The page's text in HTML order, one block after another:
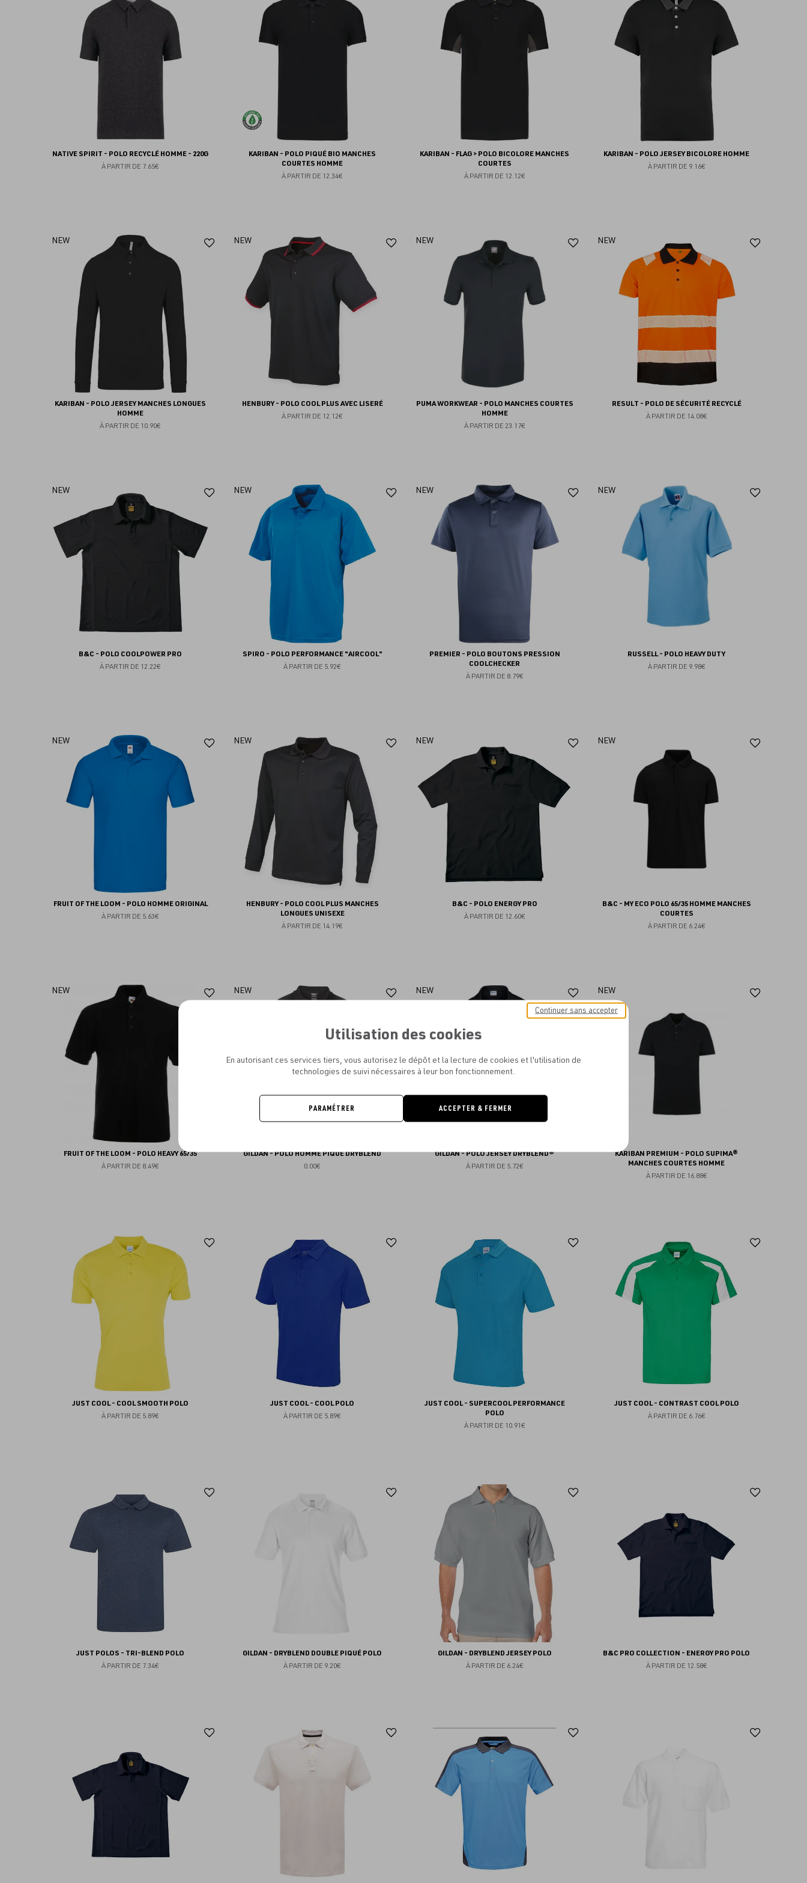
NATIVE SPIRIT - POLO RECYCLÉ HOMME - 220G
À PARTIR DE 7.65€
KARIBAN - POLO PIQUÉ BIO MANCHES
COURTES HOMME
À PARTIR DE 12.34€
KARIBAN - FLAG > POLO BICOLORE MANCHES
COURTES
À PARTIR DE 12.12€
favoris
KARIBAN - POLO JERSEY BICOLORE HOMME
À PARTIR DE 9.16€
NEW
KARIBAN - POLO JERSEY MANCHES LONGUES
HOMME
À PARTIR DE 10.90€
Ajouter
favoris
NEW
HENBURY - POLO COOL PLUS AVEC LISERÉ
À PARTIR DE 12.12€
Ajouter
NEW
PUMA WORKWEAR - POLO MANCHES COURTES
HOMME
À PARTIR DE 23.17€
Ajouter
favoris
NEW
RESULT - POLO DE SÉCURITÉ RECYCLÉ
À PARTIR DE 14.08€
NEW
B&C - POLO COOLPOWER PRO
À PARTIR DE 12.22€
Ajouter
favoris
NEW
SPIRO - POLO PERFORMANCE "AIRCOOL"
À PARTIR DE 5.92€
Ajouter
favoris
NEW
PREMIER - POLO BOUTONS PRESSION
COOLCHECKER
À PARTIR DE 8.79€
Ajouter
NEW
RUSSELL - POLO HEAVY DUTY
À PARTIR DE 9.98€
NEW
FRUIT OF THE LOOM - POLO HOMME ORIGINAL
À PARTIR DE 5.63€
Ajouter
favoris
NEW
HENBURY - POLO COOL PLUS MANCHES
LONGUES UNISEXE
À PARTIR DE 14.19€
Ajouter
favoris
NEW
B&C - POLO ENERGY PRO
À PARTIR DE 12.60€
Ajouter
NEW
B&C - MY ECO POLO 65/35 HOMME MANCHES
COURTES
À PARTIR DE 6.24€
NEW
FRUIT OF THE LOOM - POLO HEAVY 65/35
À PARTIR DE 8.49€
Ajouter
NEW
GILDAN - POLO HOMME PIQUÉ DRYBLEND
0.00€
Ajouter
favoris
NEW
GILDAN - POLO JERSEY DRYBLEND®
À PARTIR DE 5.72€
Ajouter
aux
NEW
KARIBAN PREMIUM - POLO SUPIMA®
MANCHES COURTES HOMME
À PARTIR DE 16.88€
JUST COOL - COOL SMOOTH POLO
À PARTIR DE 5.89€
JUST COOL - COOL POLO
À PARTIR DE 5.89€
favoris
JUST COOL - SUPERCOOL PERFORMANCE
POLO
À PARTIR DE 10.91€
favoris
JUST COOL - CONTRAST COOL POLO
À PARTIR DE 6.76€
JUST POLOS - TRI-BLEND POLO
À PARTIR DE 7.34€
GILDAN - DRYBLEND DOUBLE PIQUÉ POLO
À PARTIR DE 9.20€
favoris
GILDAN - DRYBLEND JERSEY POLO
À PARTIR DE 6.24€
B&C PRO COLLECTION - ENERGY PRO POLO
À PARTIR DE 12.58€
Ajouter
favoris
Utilisation des cookies
En autorisant ces services tiers, vous autorisez le dépôt et la lecture de cookies et l'utilisation de
technologies de suivi nécessaires à leur bon fonctionnement.
Continuer sans accepter
PARAMÉTRER ACCEPTER & FERMER